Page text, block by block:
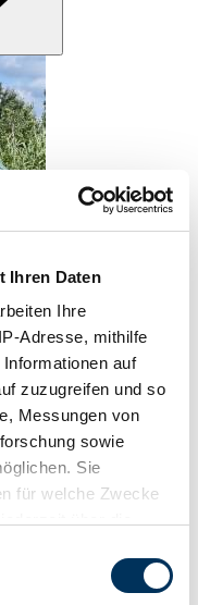
Ihren Daten
Ihre
Adresse, mithilfe
auf
zuzugreifen und so
Messungen von
sowie
Sie
für welche Zwecke